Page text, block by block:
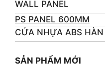
WALL PANEL
PS PANEL 600MM
CỬA NHỰA ABS HÀN
SẢN PHẨM MỚI